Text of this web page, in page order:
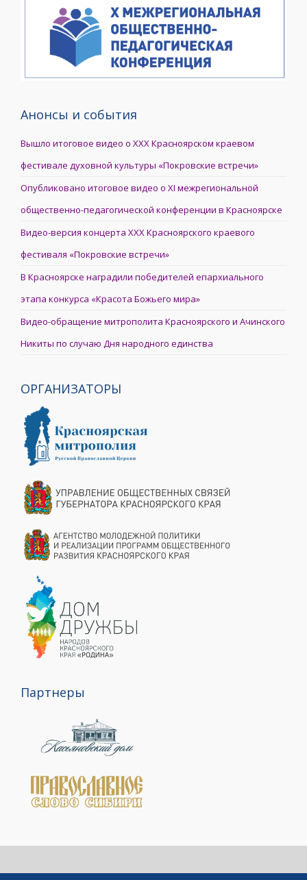
Анонсы и события
Вышло итоговое видео о XXX Красноярском краевом
фестивале духовной культуры «Покровские встречи»
Опубликовано итоговое видео о XI межрегиональной
общественно-педагогической конференции в Красноярске
Видео-версия концерта XXX Красноярского краевого
фестиваля «Покровские встречи»
В Красноярске наградили победителей епархиального
этапа конкурса «Красота Божьего мира»
Видео-обращение митрополита Красноярского и Ачинского
Никиты по случаю Дня народного единства
ОРГАНИЗАТОРЫ
Партнеры